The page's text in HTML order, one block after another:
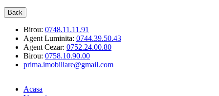
Back
Birou: 0748.11.11.91
Agent Luminita: 0744.39.50.43
Agent Cezar: 0752.24.00.80
Birou: 0758.10.90.00
prima.imobiliare@gmail.com
Acasa